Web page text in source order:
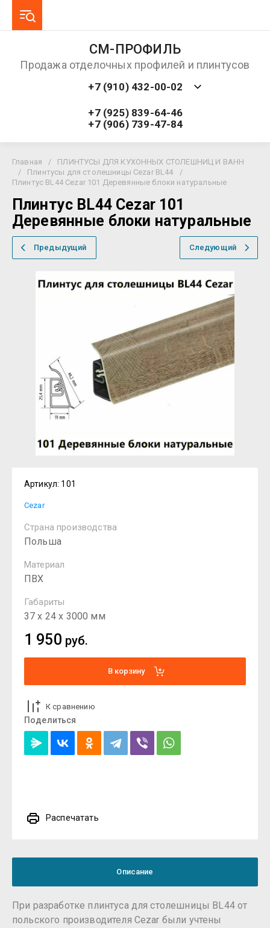
СМ-ПРОФИЛЬ
Продажа отделочных профилей и плинтусов
+7 (910) 432-00-02
+7 (925) 839-64-46
+7 (906) 739-47-84
Главная /
ПЛИНТУСЫ ДЛЯ КУХОННЫХ СТОЛЕШНИЦ И ВАНН
/
Плинтусы для столешницы Cezar BL44
/
Плинтус BL44 Cezar 101 Деревянные блоки натуральные
Плинтус BL44 Cezar 101
Деревянные блоки натуральные
Предыдущий Следующий
Артикул: 101
Cezar
Страна производства
Польша
Материал
ПВХ
Габариты
37 х 24 х 3000 мм
1 950 руб.
В корзину
К сравнению
Поделиться
Распечатать
Описание
При разработке плинтуса для столешницы BL44 от
польского производителя Cezar были учтены